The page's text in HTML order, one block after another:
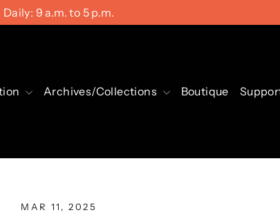
Daily: 9 a.m. to 5 p.m.
Archives/Collections Boutique
MAR 11, 2025